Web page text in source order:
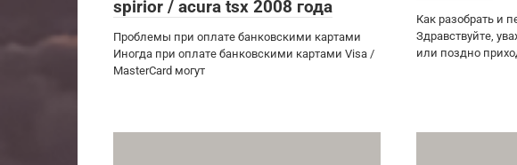
spirior / acura tsx 2008 года
Проблемы при оплате банковскими картами
Иногда при оплате банковскими картами Visa /
MasterCard могут
Как разобрать и
Здравствуйте,
или поздно